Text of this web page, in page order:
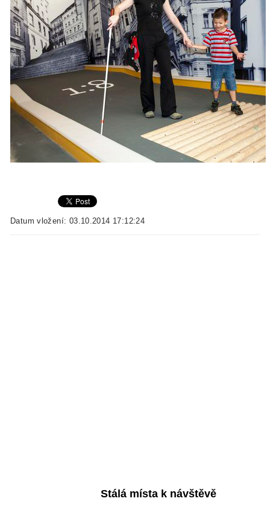
Datum vložení: 03.10.2014 17:12:24
Stálá místa k návštěvě